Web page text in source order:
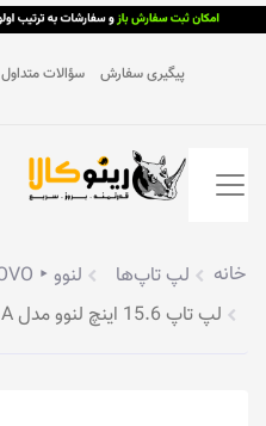
پیگیری سفارش سؤالات متداول
خانه لپ تاپ‌ها
لنوو ‣ LENOVO
لپ تاپ 15.6 اینچ لنوو مدل IdeaPad 1 15ALC7-S6UE–A